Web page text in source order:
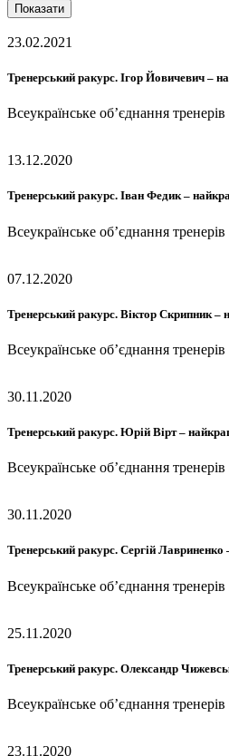
Показати
23.02.2021
Тренерський ракурс. Ігор Йовичевич –
Всеукраїнське об’єднання
13.12.2020
Тренерський ракурс. Іван Федик –
Всеукраїнське об’єднання
07.12.2020
Тренерський ракурс. Віктор Скрипник –
Всеукраїнське об’єднання
30.11.2020
Тренерський ракурс. Юрій Вірт –
Всеукраїнське об’єднання
30.11.2020
Тренерський ракурс. Сергій
Всеукраїнське об’єднання
25.11.2020
Тренерський ракурс. Олександр
Всеукраїнське об’єднання
23.11.2020